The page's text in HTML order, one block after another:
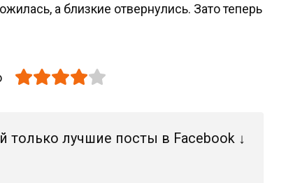
а близкие отвернулись. Зато теперь
только лучшие посты в Facebook ↓